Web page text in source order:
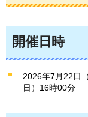
開催日時
2026年7月22日
日）16時00分